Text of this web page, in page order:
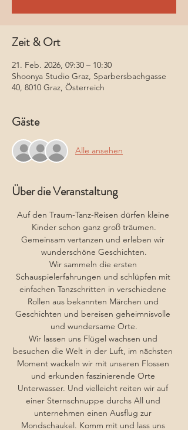
Zeit & Ort
21. Feb. 2026, 09:30 – 10:30
Shoonya Studio Graz, Sparbersbachgasse
40, 8010 Graz, Österreich
Gäste
Alle ansehen
Über die Veranstaltung
Auf den Traum-Tanz-Reisen dürfen kleine
Kinder schon ganz groß träumen.
Gemeinsam vertanzen und erleben wir
wunderschöne Geschichten.
Wir sammeln die ersten
Schauspielerfahrungen und schlüpfen mit
einfachen Tanzschritten in verschiedene
Rollen aus bekannten Märchen und
Geschichten und bereisen geheimnisvolle
und wundersame Orte.
Wir lassen uns Flügel wachsen und
besuchen die Welt in der Luft, im nächsten
Moment wackeln wir mit unseren Flossen
und erkunden faszinierende Orte
Unterwasser. Und vielleicht reiten wir auf
einer Sternschnuppe durchs All und
unternehmen einen Ausflug zur
Mondschaukel. Komm mit und lass uns